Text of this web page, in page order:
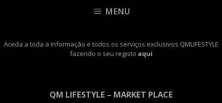
MENU
Aceda a toda a informação e todos os serviços exclusivos QMLIFESTYLE
fazendo o seu registo aqui
QM LIFESTYLE – MARKET PLACE